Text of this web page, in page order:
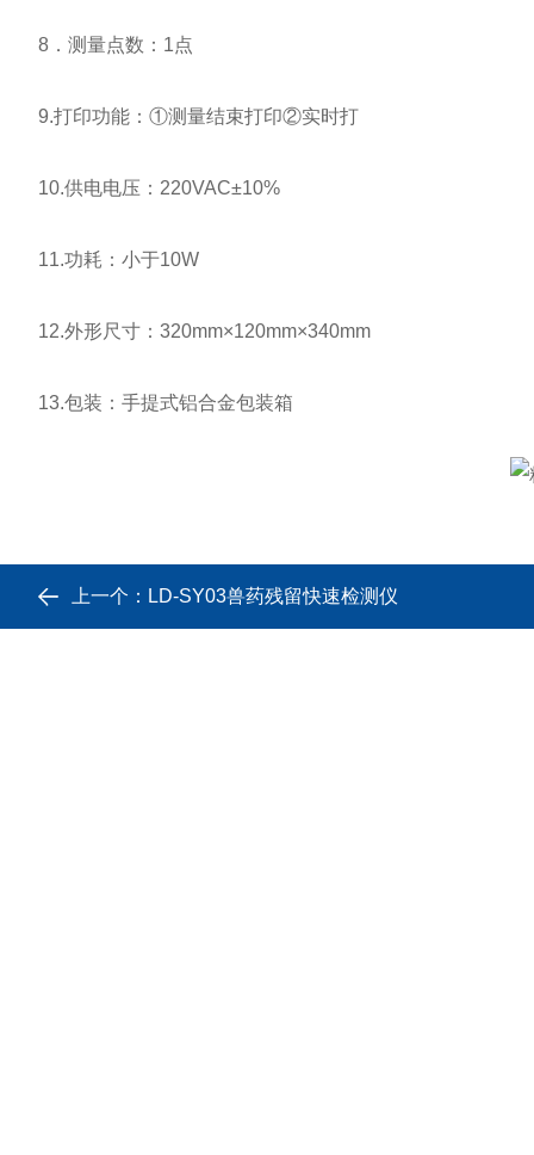
8．测量点数：1点
9.打印功能：①测量结束打印②实时打
10.供电电压：220VAC±10%
11.功耗：小于10W
12.外形尺寸：320mm×120mm×340mm
13.包装：手提式铝合金包装箱
上一个： LD-SY03兽药残留快速检测仪